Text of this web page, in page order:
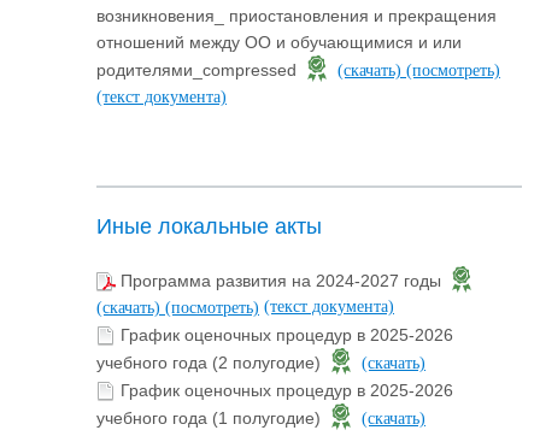
возникновения_ приостановления и прекращения
отношений между ОО и обучающимися и или
родителями_compressed
(скачать) (посмотреть)
(текст документа)
Иные локальные акты
Программа развития на 2024-2027 годы
(скачать) (посмотреть) (текст документа)
График оценочных процедур в 2025-2026
учебного года (2 полугодие)
(скачать)
График оценочных процедур в 2025-2026
учебного года (1 полугодие)
(скачать)